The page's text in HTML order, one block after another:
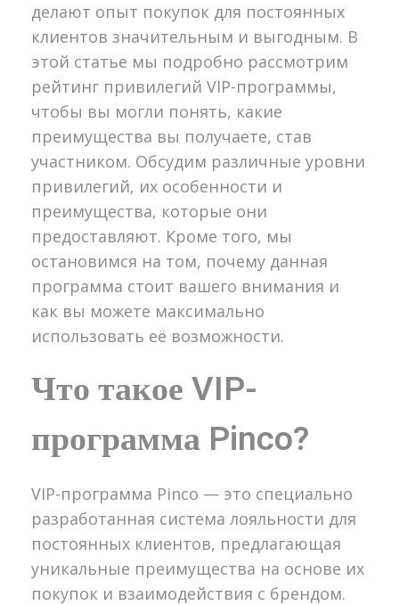
делают опыт покупок для постоянных
клиентов значительным и выгодным. В
этой статье мы подробно рассмотрим
рейтинг привилегий VIP-программы,
чтобы вы могли понять, какие
преимущества вы получаете, став
участником. Обсудим различные уровни
привилегий, их особенности и
преимущества, которые они
предоставляют. Кроме того, мы
остановимся на том, почему данная
программа стоит вашего внимания и
как вы можете максимально
использовать её возможности.
Что такое VIP-
программа Pinco?
VIP-программа Pinco — это специально
разработанная система лояльности для
постоянных клиентов, предлагающая
уникальные преимущества на основе их
покупок и взаимодействия с брендом.